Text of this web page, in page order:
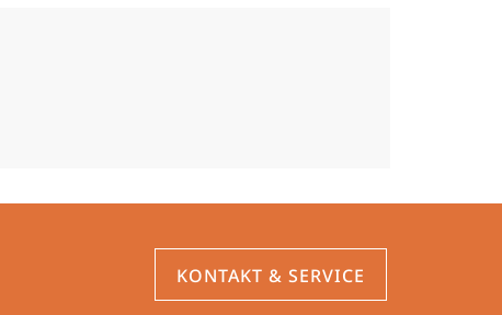
KONTAKT & SERVICE